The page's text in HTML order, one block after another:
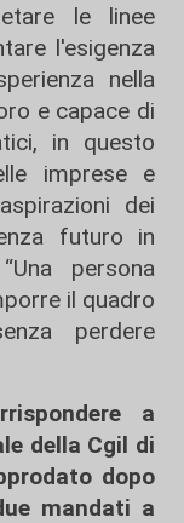
le linee
l'esigenza
nella
e capace di
in questo
imprese e
dei
futuro in
persona
il quadro
perdere
a
della Cgil di
dopo
mandati a